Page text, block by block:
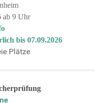
ab 9 Uhr
bis 07.09.2026
Plätze